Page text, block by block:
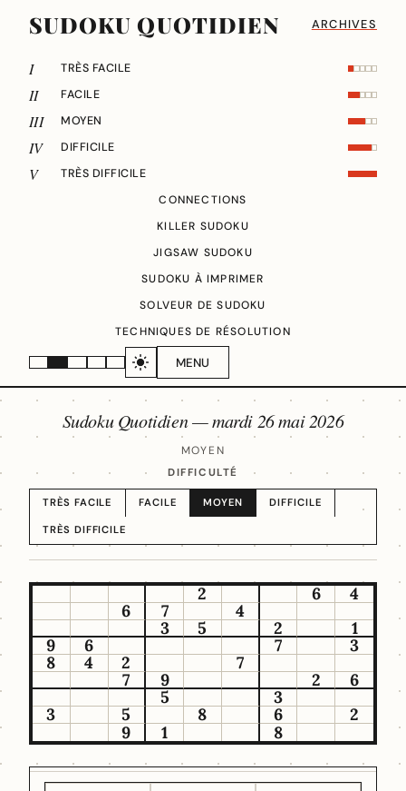
SUDOKU QUOTIDIEN ARCHIVES
MENU
I TRÈS FACILE
II FACILE
III MOYEN
IV DIFFICILE
V
TRÈS DIFFICILE
CONNECTIONS
KILLER SUDOKU
JIGSAW SUDOKU
SUDOKU À IMPRIMER
SOLVEUR DE SUDOKU
TECHNIQUES DE RÉSOLUTION
Sudoku Quotidien —mardi 26 mai 2026
MOYEN
DIFFICULTÉ
TRÈS FACILE FACILE MOYEN DIFFICILE
TRÈS DIFFICILE
2 6
4
6
7
4
3
5 2
1
9
6 7
3
8
4 2
7
7
9 2
6
5
3
3
5 8 6
2
9
1 8